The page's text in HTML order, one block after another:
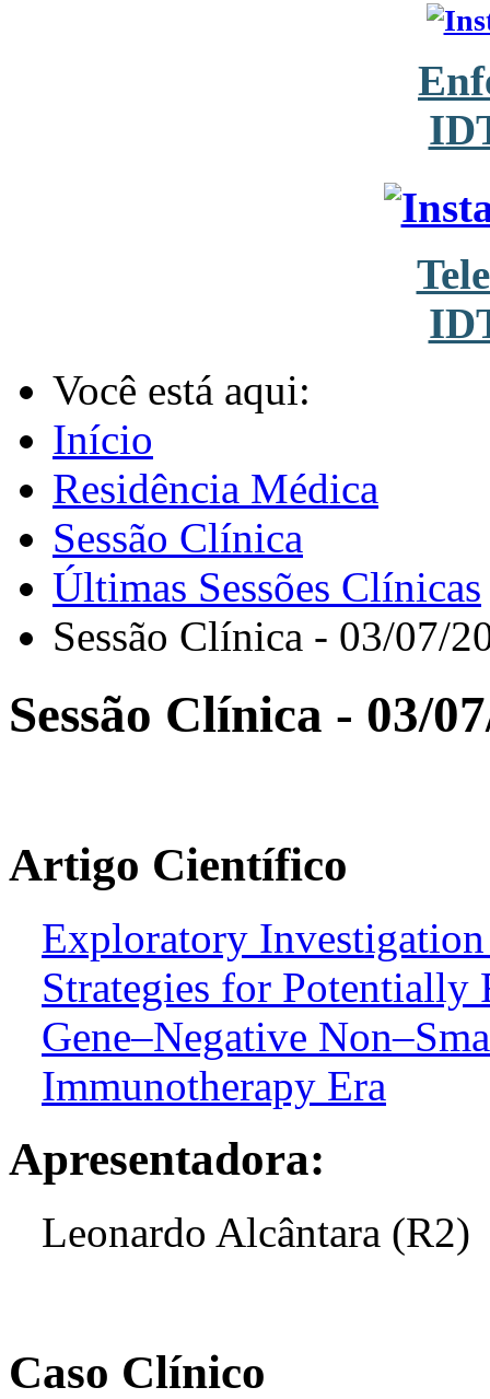
Você está aqui:
Início
Residência Médica
Sessão Clínica
Últimas Sessões Clínicas
Sessão Clínica - 03/07/
Sessão Clínica - 03/
Artigo Científico
Exploratory
Strategies for Potentially
Gene–Negative
Immunotherapy Era
Apresentadora:
Leonardo Alcântara (R2)
Caso Clínico